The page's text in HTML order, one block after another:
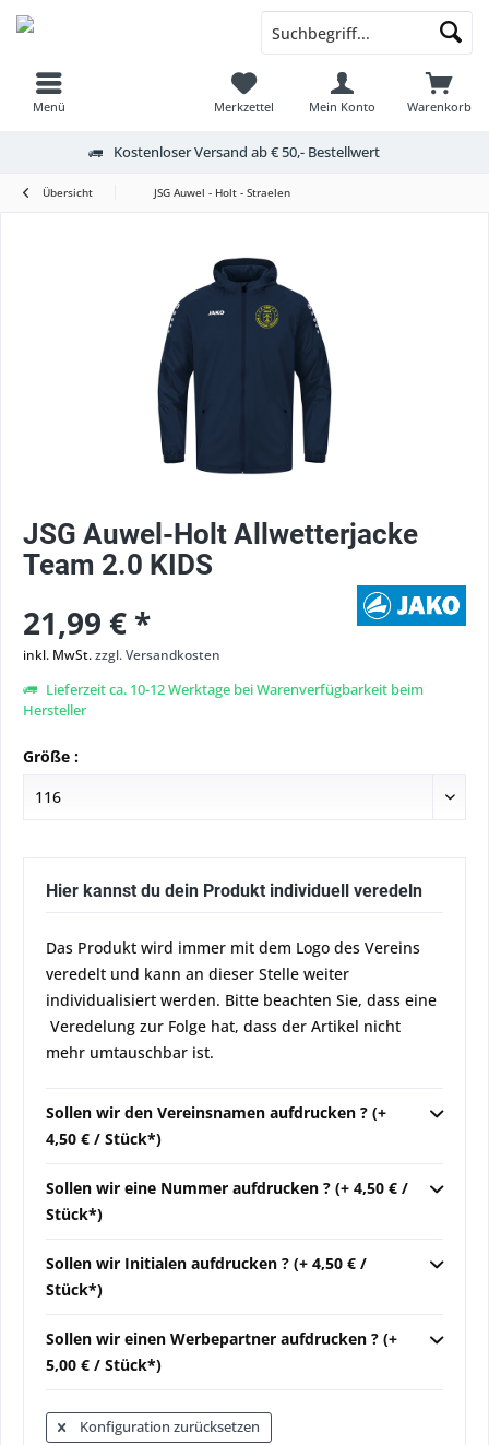
Menü Warenkorb
Merkzettel Mein Konto
Kostenloser Versand ab € 50,- Bestellwert
Übersicht JSG Auwel - Holt - Straelen
JSG Auwel-Holt Allwetterjacke
Team 2.0 KIDS
21,99 € *
inkl. MwSt.zzgl. Versandkosten
Lieferzeit ca. 10-12 Werktage bei Warenverfügbarkeit beim
Hersteller
Größe :
Hier kannst du dein Produkt individuell veredeln
Das Produkt wird immer mit dem Logo des Vereins
veredelt und kann an dieser Stelle weiter
individualisiert werden. Bitte beachten Sie, dass eine
Veredelung zur Folge hat, dass der Artikel nicht
mehr umtauschbar ist.
Sollen wir den Vereinsnamen aufdrucken ? (+
4,50 € / Stück*)
Sollen wir eine Nummer aufdrucken ? (+ 4,50 € /
Stück*)
Sollen wir Initialen aufdrucken ? (+ 4,50 € /
Stück*)
Sollen wir einen Werbepartner aufdrucken ? (+
5,00 € / Stück*)
Konfiguration zurücksetzen